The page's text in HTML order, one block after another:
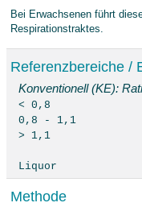
Bei Erwachsenen führt
Respirationstraktes.
Referenzbereiche /
Konventionell (KE):
< 0,8
0,8 - 1,1
> 1,1
Liquor
Methode